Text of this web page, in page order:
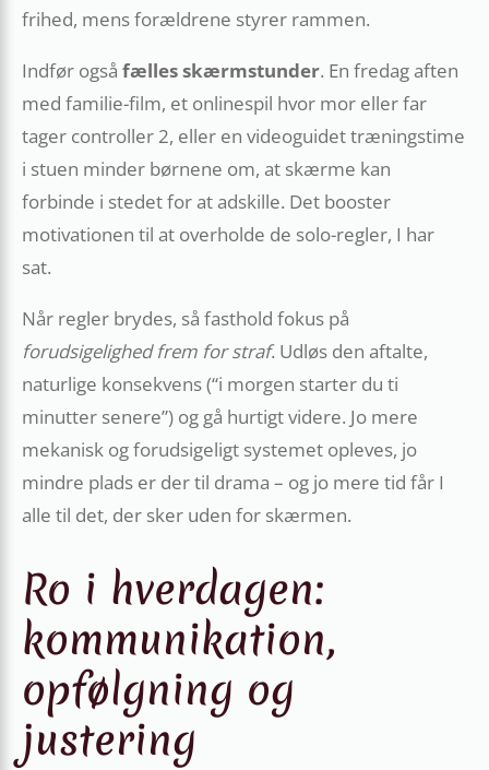
frihed, mens forældrene styrer rammen.
Indfør også fælles skærm­stunder. En fredag aften
med familie-film, et onlinespil hvor mor eller far
tager controller 2, eller en videoguidet træningstime
i stuen minder børnene om, at skærme kan
forbinde i stedet for at adskille. Det boost­er
motivationen til at overholde de solo-regler, I har
sat.
Når regler brydes, så fasthold fokus på
forudsigelighed frem for straf. Udløs den aftalte,
naturlige konsekvens (“i morgen starter du ti
minutter senere”) og gå hurtigt videre. Jo mere
mekanisk og forudsigeligt systemet opleves, jo
mindre plads er der til drama – og jo mere tid får I
alle til det, der sker uden for skærmen.
Ro i hverdagen:
kommunikation,
opfølgning og
justering